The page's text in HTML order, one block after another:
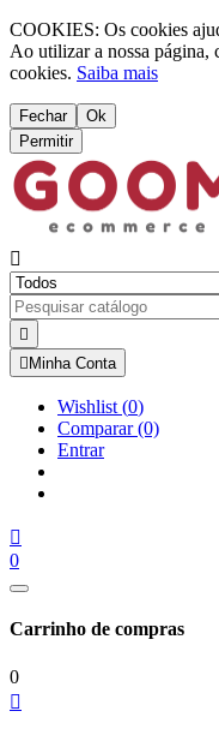
COOKIES: Os cookies
Ao utilizar a nossa página,
cookies. Saiba mais
Fechar
Ok
Permitir


 Minha Conta
Wishlist (0)
Comparar(0)
Entrar

0
Carrinho de compras
0
